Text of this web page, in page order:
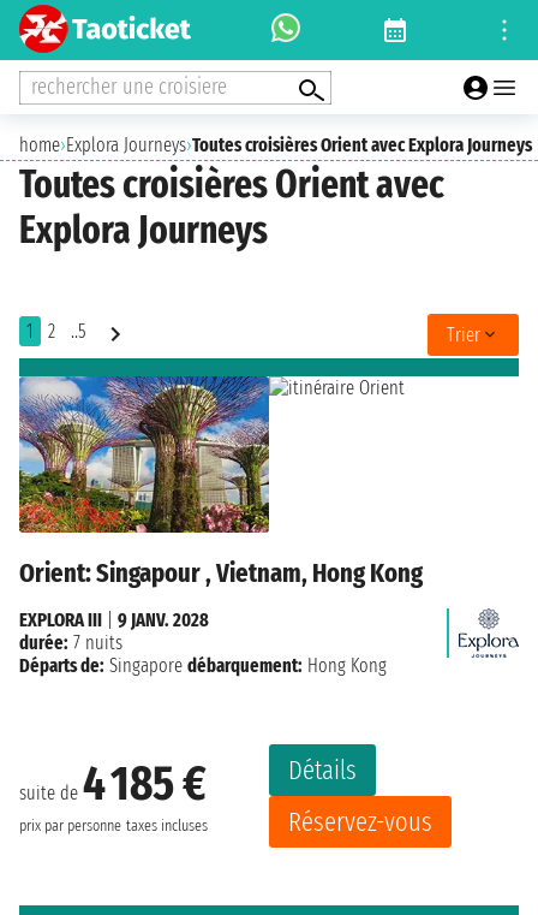
rechercher une croisiere
home›Explora Journeys›Toutes croisières Orient avec Explora Journeys
Toutes croisières Orient avec
Explora Journeys
1 2 ..5 Trier
Orient: Singapour , Vietnam, Hong Kong
suite de 4 185 €
prix par personne taxes incluses
Détails
Réservez-vous
EXPLORA III
9 JANV. 2028
durée: 7 nuits
Départs de: Singapore débarquement: Hong Kong